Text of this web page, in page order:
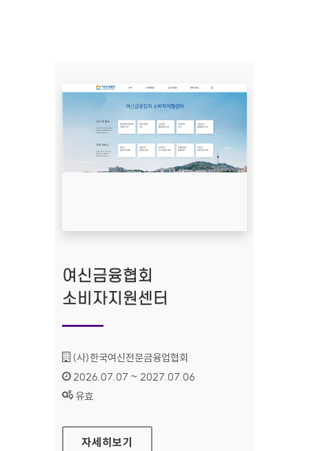
여신금융협회
소비자지원센터
기관명 :
(사)한국여신전문금융업협회
인증기간 :
2026.07.07 ~ 2027.07.06
상태 :
유효
여신금융협회 소비자지원센터
자세히보기